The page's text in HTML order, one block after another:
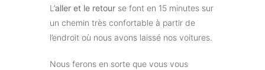
L’aller et le retour se font en 15 minutes sur
un chemin très confortable à partir de
l’endroit où nous avons laissé nos voitures.
Nous ferons en sorte que vous vous